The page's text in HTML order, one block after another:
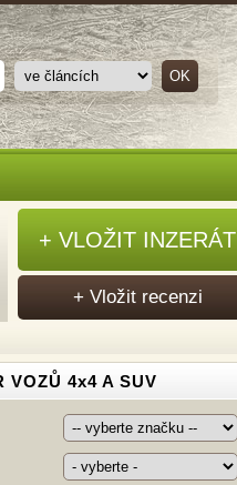
VOZŮ 4x4 A SUV
+ VLOŽIT INZERÁT
+ Vložit recenzi